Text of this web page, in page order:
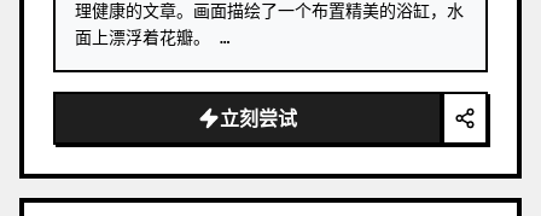
理健康的文章。画面描绘了一个布置精美的浴缸，水
面上漂浮着花瓣。 …
立刻尝试